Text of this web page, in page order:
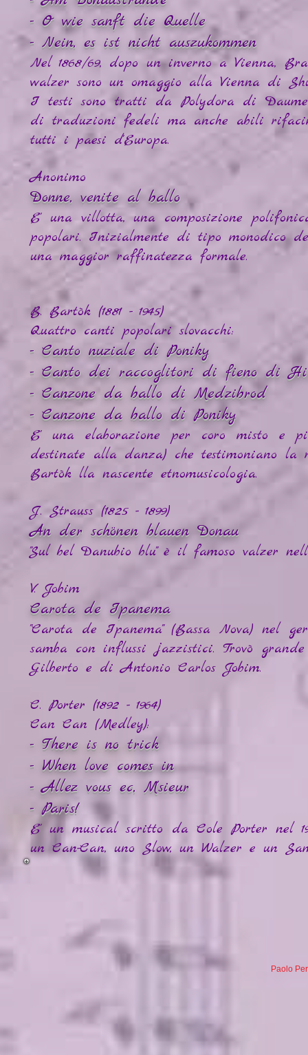
- O wie sanft die Quelle
- Nein, es ist nicht auszukommen
Nel 1868/69, dopo un inverno a Vienna,
walzer sono un omaggio alla Vienna di
I testi sono tratti da Polydora di
di traduzioni fedeli ma anche abili
tutti i paesi d'Europa.
Anonimo
Donne, venite al ballo
E' una villotta, una composizione
popolari. Inizialmente di tipo monodico
una maggior raffinatezza formale.
B. Bartòk (1881 - 1945)
Quattro canti popolari slovacchi:
- Canto nuziale di Poniky
- Canto dei raccoglitori di fieno di
- Canzone da ballo di Medzibrod
- Canzone da ballo di Poniky
E' una elaborazione per coro misto e
destinate alla danza) che testimoniano
Bartòk lla nascente etnomusicologia.
J. Strauss (1825 - 1899)
An der schönen blauen Donau
"Sul bel Danubio blu" è il famoso valzer
V. Jobim
Carota de Ipanema
"Carota de Ipanema" (Bassa Nova) nel
samba con influssi jazzistici. Trovò
Gilberto e di Antonio Carlos Jobim.
C. Porter (1892 - 1964)
Can Can (Medley):
- There is no trick
- When love comes in
- Allez vous ec, M'sieur
- Paris!
E' un musical scritto da Cole Porter nel
un Can-Can, uno Slow, un Walzer e un
Paolo